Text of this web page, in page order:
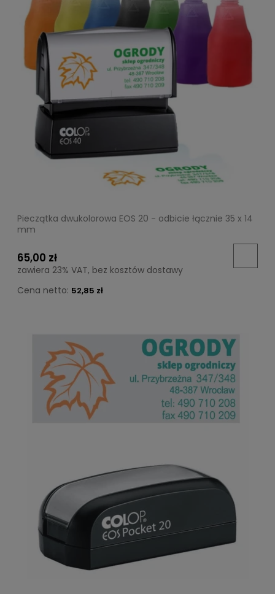
Pieczątka dwukolorowa EOS 20 - odbicie łącznie 35 x 14
mm
65,00 zł
zawiera 23% VAT, bez kosztów dostawy
Cena netto: 52,85 zł